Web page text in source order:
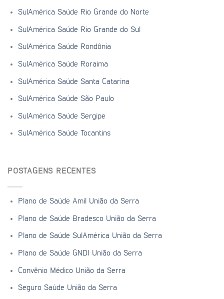
SulAmérica Saúde Rio Grande do Norte
SulAmérica Saúde Rio Grande do Sul
SulAmérica Saúde Rondônia
SulAmérica Saúde Roraima
SulAmérica Saúde Santa Catarina
SulAmérica Saúde São Paulo
SulAmérica Saúde Sergipe
SulAmérica Saúde Tocantins
POSTAGENS RECENTES
Plano de Saúde Amil União da Serra
Plano de Saúde Bradesco União da Serra
Plano de Saúde SulAmérica União da Serra
Plano de Saúde GNDI União da Serra
Convênio Médico União da Serra
Seguro Saúde União da Serra